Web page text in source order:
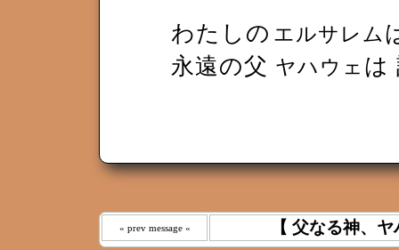
わたしの エルサレム
永遠の父 ヤハウェ は
« prev message « 【 父なる神、